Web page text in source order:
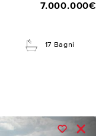
7.000.000€
17 Bagni